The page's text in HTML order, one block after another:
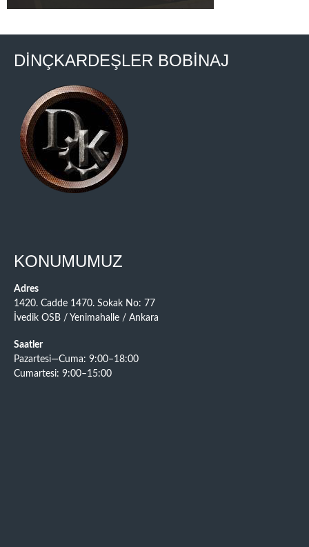
DİNÇKARDEŞLER BOBİNAJ
KONUMUMUZ
Adres
1420. Cadde 1470. Sokak No: 77
İvedik OSB / Yenimahalle / Ankara
Saatler
Pazartesi—Cuma: 9:00–18:00
Cumartesi: 9:00–15:00